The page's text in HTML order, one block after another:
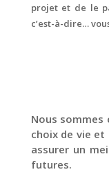
projet et de le
c’est-à-dire…
Nous sommes
choix de vie
assurer un
futures.